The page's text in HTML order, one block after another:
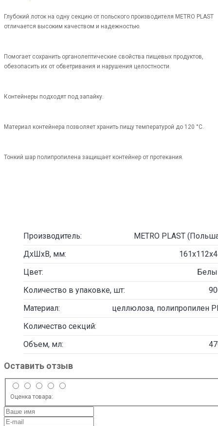
Глубокий лоток на одну секцию от польского производителя METRO PLAST
отличается высоким качеством и надежностью.
Помогает сохранить органолептические свойства пищевых продуктов,
обезопасить их от обветривания и нарушения целостности.
Контейнеры подходят под запайку.
Материал контейнера позволяет хранить пищу температурой до 120 °C.
Тонкий шар полипропилена защищает контейнер от протекания.
Производитель:
METRO PLAST
ДxШхВ, мм:
Цвет:
Количество в упаковке, шт:
Материал:
целлюлоза, полипропилен
Количество секций:
Объем, мл:
Оставить отзыв
Оценка товара: